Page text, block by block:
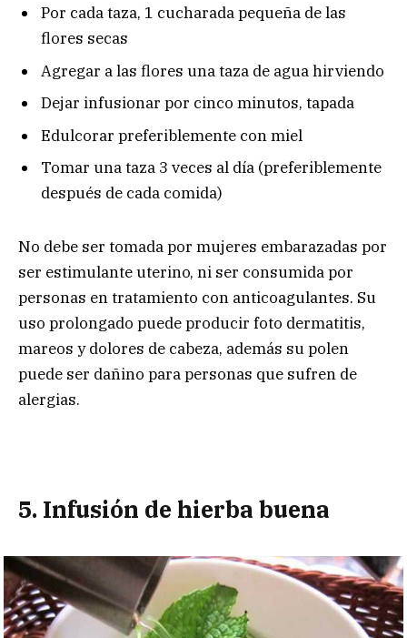
Por cada taza, 1 cucharada pequeña de las
flores secas
Agregar a las flores una taza de agua hirviendo
Dejar infusionar por cinco minutos, tapada
Edulcorar preferiblemente con miel
Tomar una taza 3 veces al día (preferiblemente
después de cada comida)
No debe ser tomada por mujeres embarazadas por
ser estimulante uterino, ni ser consumida por
personas en tratamiento con anticoagulantes. Su
uso prolongado puede producir foto dermatitis,
mareos y dolores de cabeza, además su polen
puede ser dañino para personas que sufren de
alergias.
5. Infusión de hierba buena